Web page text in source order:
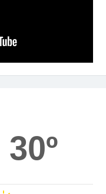
30º